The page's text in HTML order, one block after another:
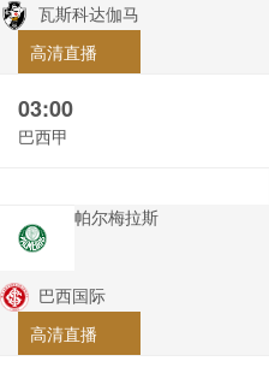
瓦斯科达伽马
高清直播
03:00
巴西甲
帕尔梅拉斯
巴西国际
高清直播